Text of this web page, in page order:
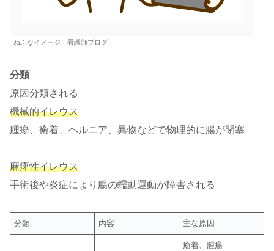
ねふなイメージ：看護師ブログ
分類
原因分類される
機械的イレウス
腫瘍、癒着、ヘルニア、異物などで物理的に腸が閉塞
麻痺性イレウス
手術後や炎症により腸の蠕動運動が障害される
分類 内容 主な原因
癒着、腫瘍